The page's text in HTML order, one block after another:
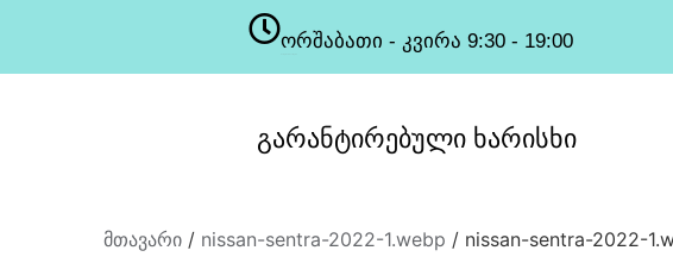
ორშაბათი - კვირა 9:30 - 19:00
გარანტირებული ხარისხი
მთავარი / nissan-sentra-2022-1.webp / nissan-sentra-2022-